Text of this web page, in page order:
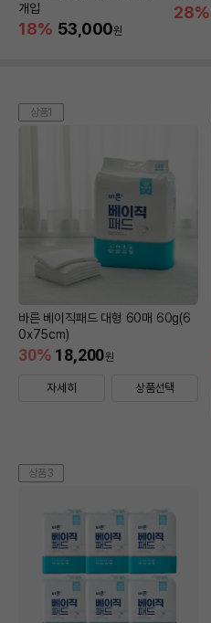
개입
18% 53,000원
28%
상품1
바른 베이직패드 대형 60매 60g(6
0x75cm)
18,200원
30%
자세히 상품선택
상품3